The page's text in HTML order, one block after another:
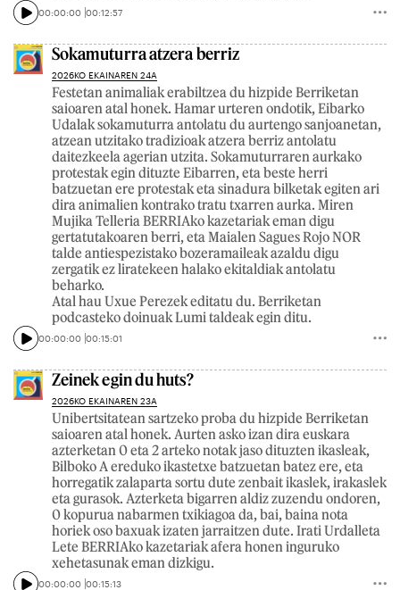
00:00:00 00:12:57
Sokamuturra atzera berriz
2026KO EKAINAREN 24A
Festetan animaliak erabiltzea du hizpide Berriketan
saioaren atal honek. Hamar urteren ondotik, Eibarko
Udalak sokamuturra antolatu du aurtengo sanjoanetan,
atzean utzitako tradizioak atzera berriz antolatu
daitezkeela agerian utzita. Sokamuturraren aurkako
protestak egin dituzte Eibarren, eta beste herri
batzuetan ere protestak eta sinadura bilketak egiten ari
dira animalien kontrako tratu txarren aurka. Miren
Mujika Telleria BERRIAko kazetariak eman digu
gertatutakoaren berri, eta Maialen Sagues Rojo NOR
talde antiespezistako bozeramaileak azaldu digu
zergatik ez liratekeen halako ekitaldiak antolatu
beharko.
Atal hau Uxue Perezek editatu du. Berriketan
podcasteko doinuak Lumi taldeak egin ditu.
00:00:00 00:15:01
Zeinek egin du huts?
2026KO EKAINAREN 23A
Unibertsitatean sartzeko proba du hizpide Berriketan
saioaren atal honek. Aurten asko izan dira euskara
azterketan 0 eta 2 arteko notak jaso dituzten ikasleak,
Bilboko A ereduko ikastetxe batzuetan batez ere, eta
horregatik zalaparta sortu dute zenbait ikaslek, irakaslek
eta gurasok. Azterketa bigarren aldiz zuzendu ondoren,
0 kopurua nabarmen txikiagoa da, bai, baina nota
horiek oso baxuak izaten jarraitzen dute. Irati Urdalleta
Lete BERRIAko kazetariak afera honen inguruko
xehetasunak eman dizkigu.
00:00:00 00:15:13